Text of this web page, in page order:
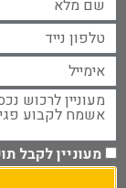
מעוניין לקבל